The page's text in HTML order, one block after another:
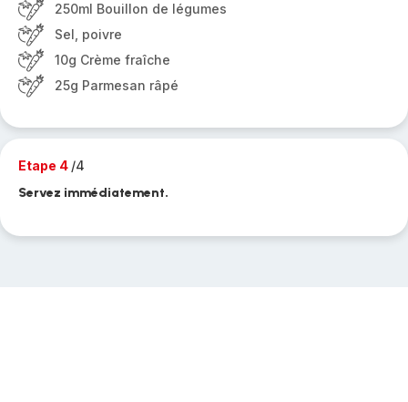
250ml Bouillon de légumes
Sel, poivre
10g Crème fraîche
25g Parmesan râpé
Etape 4 /4
Servez immédiatement.